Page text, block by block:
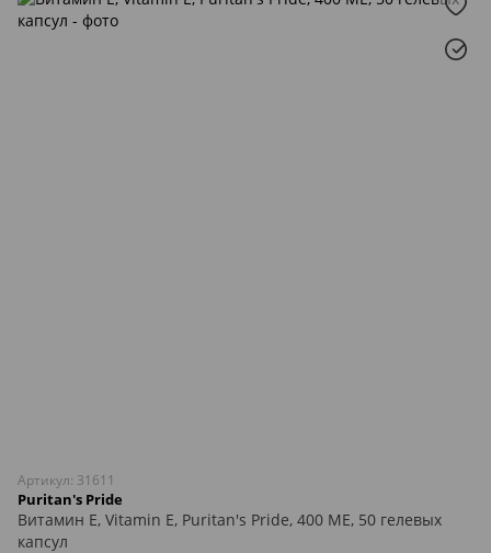
Артикул: 31611
Puritan's Pride
Витамин Е, Vitamin E, Puritan's Pride, 400 МЕ, 50 гелевых
капсул